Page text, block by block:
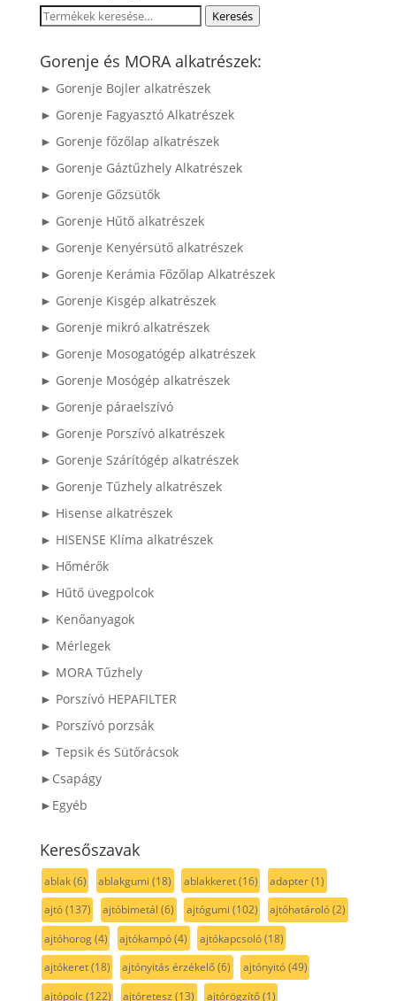
Keresés
következőre:
Keresés
Gorenje és MORA alkatrészek:
► Gorenje Bojler alkatrészek
► Gorenje Fagyasztó Alkatrészek
► Gorenje főzőlap alkatrészek
► Gorenje Gáztűzhely Alkatrészek
► Gorenje Gőzsütők
► Gorenje Hűtő alkatrészek
► Gorenje Kenyérsütő alkatrészek
► Gorenje Kerámia Főzőlap Alkatrészek
► Gorenje Kisgép alkatrészek
► Gorenje mikró alkatrészek
► Gorenje Mosogatógép alkatrészek
► Gorenje Mosógép alkatrészek
► Gorenje páraelszívó
► Gorenje Porszívó alkatrészek
► Gorenje Szárítógép alkatrészek
► Gorenje Tűzhely alkatrészek
► Hisense alkatrészek
► HISENSE Klíma alkatrészek
► Hőmérők
► Hűtő üvegpolcok
► Kenőanyagok
► Mérlegek
► MORA Tűzhely
► Porszívó HEPAFILTER
► Porszívó porzsák
► Tepsik és Sütőrácsok
►Csapágy
►Egyéb
Keresőszavak
ablak(6) ablakgumi (18) ablakkeret(16) adapter(1)
ajtó(137) ajtóbimetál (6) ajtógumi (102) ajtóhatároló(2)
ajtóhorog(4) ajtókampó(4) ajtókapcsoló(18)
ajtókeret(18) ajtónyitás érzékelő(6) ajtónyitó(49)
ajtópolc(122) ajtóretesz (13) ajtórögzítő(1)